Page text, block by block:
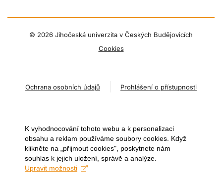
© 2026 Jihočeská univerzita v Českých Budějovicích
Cookies
Ochrana osobních údajů Prohlášení o přístupnosti
K vyhodnocování tohoto webu a k personalizaci
obsahu a reklam používáme soubory cookies. Když
klikněte na „přijmout cookies", poskytnete nám
souhlas k jejich uložení, správě a analýze.
Upravit možnosti